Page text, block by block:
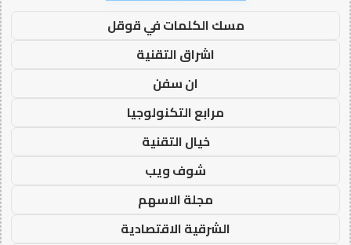
مسك الكلمات في قوقل
اشراق التقنية
ان سفن
مرابع التكنولوجيا
خيال التقنية
شوف ويب
مجلة الاسهم
الشرقية الاقتصادية